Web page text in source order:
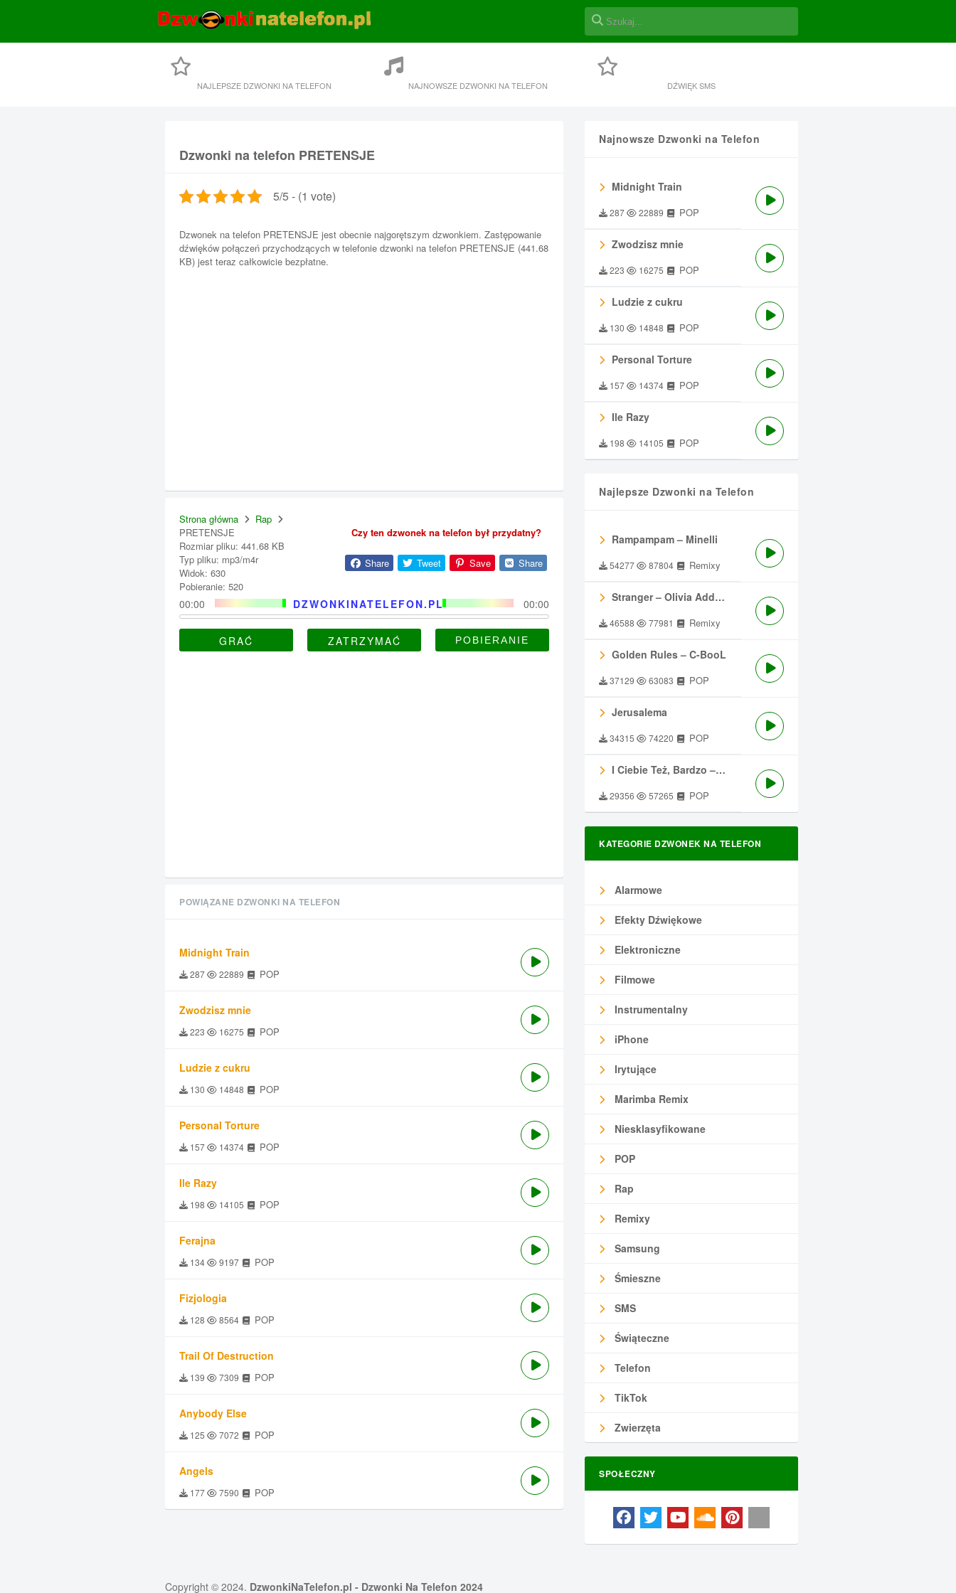
NAJLEPSZE DZWONKI NA TELEFON NAJNOWSZE DZWONKI NA TELEFON DŹWIĘK SMS
Dzwonki na telefon PRETENSJE
5/5 - (1 vote)
Dzwonek na telefon PRETENSJE jest obecnie najgorętszym dzwonkiem. Zastępowanie
dźwięków połączeń przychodzących w telefonie dzwonki na telefon PRETENSJE (441.68
KB) jest teraz całkowicie bezpłatne.
Strona główna
Rap
PRETENSJE
Rozmiar pliku: 441.68 KB
Typ pliku: mp3/m4r
Widok: 630
Pobieranie: 520
Czy ten dzwonek na telefon był przydatny?
Share Tweet Save Share
DZWONKINATELEFON.PL
00:00 00:00
GRAĆ ZATRZYMAĆ
Najnowsze Dzwonki na Telefon
Midnight Train
287 22889 POP
Zwodzisz mnie
223 16275 POP
Ludzie z cukru
130 14848 POP
Personal Torture
157 14374 POP
Ile Razy
198 14105 POP
Najlepsze Dzwonki na Telefon
Rampampam – Minelli
54277 87804 Remixy
Stranger – Olivia Addams
46588 77981 Remixy
Golden Rules – C-BooL
37129 63083 POP
Jerusalema
34315 74220 POP
I Ciebie Też, Bardzo – Męskie Granie
29356 57265 POP
KATEGORIE DZWONEK NA TELEFON
Alarmowe
Efekty Dźwiękowe
Elektroniczne
Filmowe
Instrumentalny
iPhone
Irytujące
Marimba Remix
Niesklasyfikowane
POP
Rap
Remixy
Samsung
Śmieszne
SMS
Świąteczne
Telefon
TikTok
Zwierzęta
SPOŁECZNY
POWIĄZANE DZWONKI NA TELEFON
Midnight Train
287 22889 POP
Zwodzisz mnie
223 16275 POP
Ludzie z cukru
130 14848 POP
Personal Torture
157 14374 POP
Ile Razy
198 14105 POP
Ferajna
134 9197 POP
Fizjologia
128 8564 POP
Trail Of Destruction
139 7309 POP
Anybody Else
125 7072 POP
Angels
177 7590 POP
Copyright © 2024. DzwonkiNaTelefon.pl - Dzwonki Na Telefon 2024